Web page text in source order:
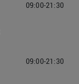
09:00-21:30
09:00-21:30